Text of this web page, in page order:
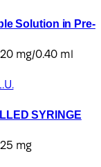
Solution in Pre-
20 mg/0.40 ml
SYRINGE
25 mg